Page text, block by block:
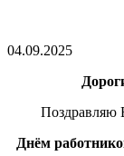
04.09.2025
Поздравляю
Днём